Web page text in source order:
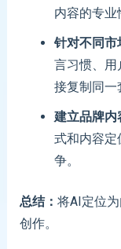
内容的专业
针对不同市
言习惯、用
接复制同一
建立品牌内
式和内容定
争。
总结： 将AI定位
创作。